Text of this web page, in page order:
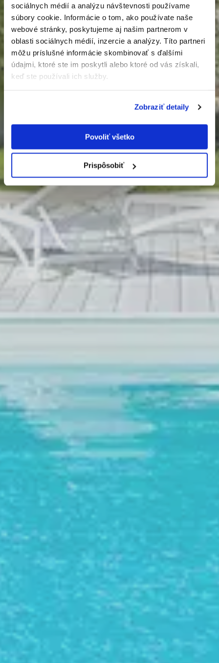
sociálnych médií a analýzu návštevnosti používame
súbory cookie. Informácie o tom, ako používate naše
webové stránky, poskytujeme aj našim partnerom v
oblasti sociálnych médií, inzercie a analýzy. Títo partneri
môžu príslušné informácie skombinovať s ďalšími
údajmi, ktoré ste im poskytli alebo ktoré od vás získali,
keď ste používali ich služby.
Zobraziť detaily
Povoliť všetko
Prispôsobiť
Odoslaním tohto formulára súhlasíte so
spracúvaním osobných údajov.
Luxusný chalet
-
Donovaly
Dizajnová vila
-
Ivanka pri Dunaji
Smart vila s
bazénom
-
Pezinok
Luxusný chalet
-
Donovaly
Dizajnová vila
-
Ivanka pri Dunaji